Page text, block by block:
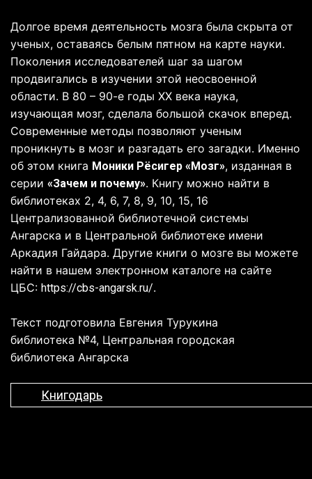
Долгое время деятельность мозга была скрыта от
ученых, оставаясь белым пятном на карте науки.
Поколения исследователей шаг за шагом
продвигались в изучении этой неосвоенной
области. В 80 – 90-е годы ХХ века наука,
изучающая мозг, сделала большой скачок вперед.
Современные методы позволяют ученым
проникнуть в мозг и разгадать его загадки. Именно
об этом книга Моники Рёсигер «Мозг», изданная в
серии «Зачем и почему». Книгу можно найти в
библиотеках 2, 4, 6, 7, 8, 9, 10, 15, 16
Централизованной библиотечной системы
Ангарска и в Центральной библиотеке имени
Аркадия Гайдара. Другие книги о мозге вы можете
найти в нашем электронном каталоге на сайте
ЦБС: https://cbs-angarsk.ru/.
Текст подготовила Евгения Турукина
библиотека №4, Центральная городская
библиотека Ангарска
Книгодарь